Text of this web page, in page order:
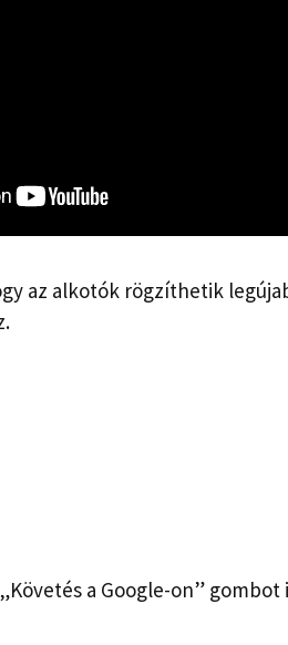
az alkotók rögzíthetik
a Google-on” gombot